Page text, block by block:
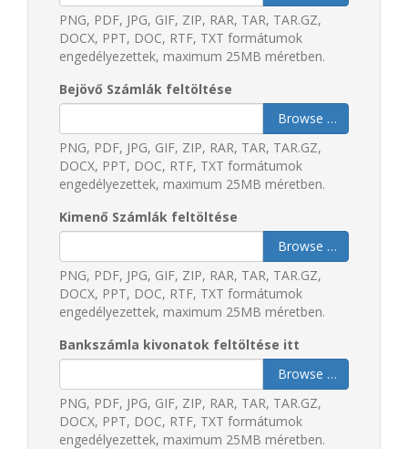
PNG, PDF, JPG, GIF, ZIP, RAR, TAR, TAR.GZ,
DOCX, PPT, DOC, RTF, TXT formátumok
engedélyezettek, maximum 25MB méretben.
Bejövő Számlák feltöltése
Browse …
PNG, PDF, JPG, GIF, ZIP, RAR, TAR, TAR.GZ,
DOCX, PPT, DOC, RTF, TXT formátumok
engedélyezettek, maximum 25MB méretben.
Kimenő Számlák feltöltése
Browse …
PNG, PDF, JPG, GIF, ZIP, RAR, TAR, TAR.GZ,
DOCX, PPT, DOC, RTF, TXT formátumok
engedélyezettek, maximum 25MB méretben.
Bankszámla kivonatok feltöltése itt
Browse …
PNG, PDF, JPG, GIF, ZIP, RAR, TAR, TAR.GZ,
DOCX, PPT, DOC, RTF, TXT formátumok
engedélyezettek, maximum 25MB méretben.